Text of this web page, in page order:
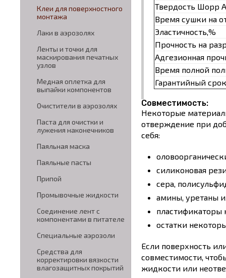
Клеи для поверхностного
монтажа
Лаки в аэрозолях
Ленты и точки для
маскирования печатных
узлов
Медная оплетка для
выпайки компонентов
Очистители в аэрозолях
Паста для очистки и
лужения наконечников
Паяльная маска
Паяльные пасты
Припой
Промывочные жидкости
Соединение лент с
компонентами в питателе
Специальные аэрозоли
Средства для
корректировки вязкости
влагозащитных покрытий
Твердость Шорр
Время сушки на
Эластичность,%
Прочность на
Адгезионная
Время полной
Гарантийный
Совместимость:
Некоторые
отверждение при
себя:
силиконовая
сера,
амины, уретаны
пластификаторы
остатки
Если поверхность
совместимости,
жидкости или